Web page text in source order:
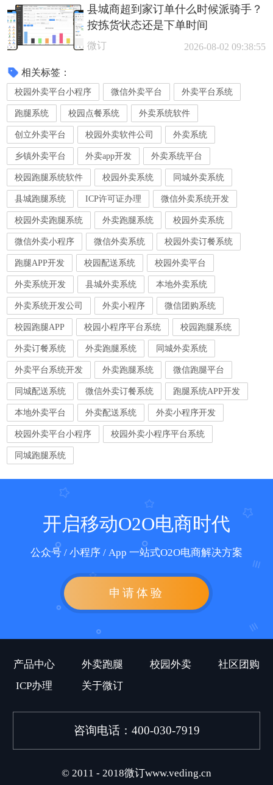
县城商超到家订单什么时候派骑手？
按拣货状态还是下单时间
微订 2026-08-02 09:38:55
相关标签：
校园外卖平台小程序 微信外卖平台 外卖平台系统
跑腿系统 校园点餐系统 外卖系统软件
创立外卖平台 校园外卖软件公司 外卖系统
乡镇外卖平台 外卖app开发 外卖系统平台
校园跑腿系统软件 校园外卖系统 同城外卖系统
县城跑腿系统 ICP许可证办理 微信外卖系统开发
校园外卖跑腿系统 外卖跑腿系统 校园外卖系统
微信外卖小程序 微信外卖系统 校园外卖订餐系统
跑腿APP开发 校园配送系统 校园外卖平台
外卖系统开发 县城外卖系统 本地外卖系统
外卖系统开发公司 外卖小程序 微信团购系统
校园跑腿APP 校园小程序平台系统 校园跑腿系统
外卖订餐系统 外卖跑腿系统 同城外卖系统
外卖平台系统开发 外卖跑腿系统 微信跑腿平台
同城配送系统 微信外卖订餐系统 跑腿系统APP开发
本地外卖平台 外卖配送系统 外卖小程序开发
校园外卖平台小程序 校园外卖小程序平台系统
同城跑腿系统
开启移动O2O电商时代
公众号 / 小程序 / App 一站式O2O电商解决方案
申请体验
产品中心 外卖跑腿 校园外卖
社区团购
ICP办理
关于微订
咨询电话：400-030-7919
© 2011 - 2018微订www.veding.cn